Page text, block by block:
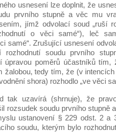
usnesení lze doplnit, že
prvního stupně a věc mu
jímž odvolací soud „ruší
o věci samé“), leč
samé“. Zrušující usnesení
rozhodnutí soudu prvního
úpravou poměrů účastníků
žalobou, tedy tím, že (v
shora) rozhodlo „ve věci
tak uzavírá (shrnuje), že
rozsudek soudu prvního stupně
ustanovení § 229 odst. 2 a
soudu, kterým bylo